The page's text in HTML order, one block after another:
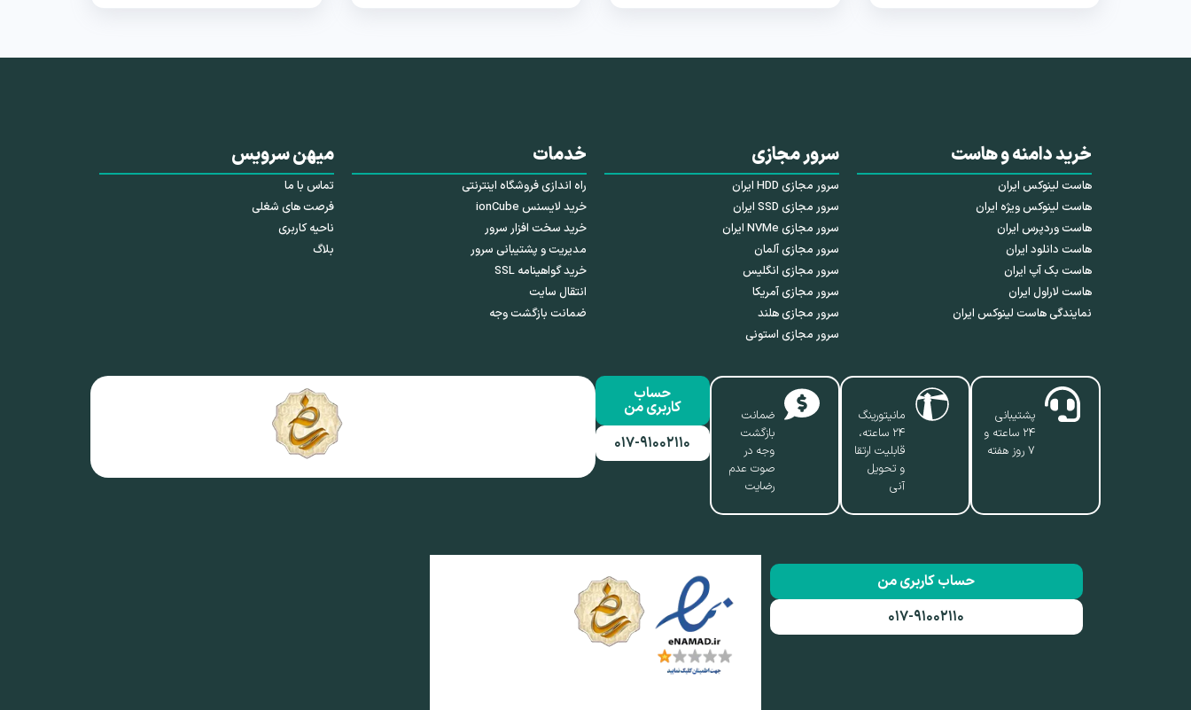
خرید دامنه و هاست
هاست لینوکس ایران
هاست لینوکس ویژه ایران
هاست وردپرس ایران
هاست دانلود ایران
هاست بک آپ ایران
هاست لاراول ایران
نمایندگی هاست لینوکس ایران
سرور مجازی
سرور مجازی HDD ایران
سرور مجازی SSD ایران
سرور مجازی NVMe ایران
سرور مجازی آلمان
سرور مجازی انگلیس
سرور مجازی آمریکا
سرور مجازی هلند
سرور مجازی استونی
خدمات
راه اندازی فروشگاه اینترنتی
خرید لایسنس ionCube
خرید سخت افزار سرور
مدیریت و پشتیبانی سرور
خرید گواهینامه SSL
انتقال سایت
ضمانت بازگشت وجه
میهن سرویس
تماس با ما
فرصت های شغلی
ناحیه کاربری
بلاگ
پشتیبانی
۲۴ ساعته و
۷ روز هفته
مانیتورینگ
۲۴ ساعته،
قابلیت ارتقا
و تحویل
آنی
ضمانت
بازگشت
وجه در
صوت عدم
رضایت
حساب
کاربری من
۰۱۷-۹۱۰۰۲۱۱۰
حساب کاربری من
۰۱۷-۹۱۰۰۲۱۱۰